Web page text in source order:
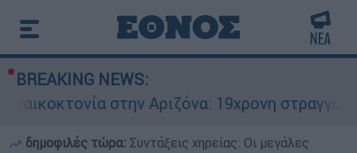
BREAKING NEWS:
στην Αριζόνα: 19χρονη στραγγαλίστηκε από
δημοφιλές τώρα: Συντάξεις χηρείας: Οι μεγάλες